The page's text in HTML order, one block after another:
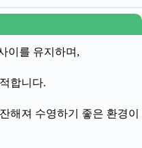
이를 유지하며,
합니다.
해져 수영하기 좋은 환경이